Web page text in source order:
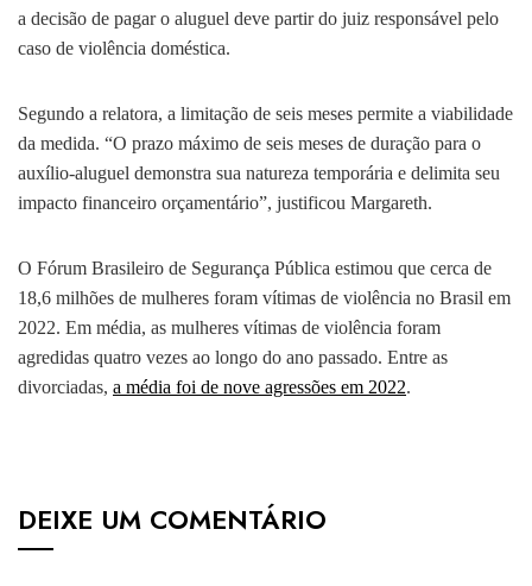
a decisão de pagar o aluguel deve partir do juiz responsável pelo
caso de violência doméstica.
Segundo a relatora, a limitação de seis meses permite a viabilidade
da medida. “O prazo máximo de seis meses de duração para o
auxílio-aluguel demonstra sua natureza temporária e delimita seu
impacto financeiro orçamentário”, justificou Margareth.
O Fórum Brasileiro de Segurança Pública estimou que cerca de
18,6 milhões de mulheres foram vítimas de violência no Brasil em
2022. Em média, as mulheres vítimas de violência foram
agredidas quatro vezes ao longo do ano passado. Entre as
divorciadas, a média foi de nove agressões em 2022.
DEIXE UM COMENTÁRIO